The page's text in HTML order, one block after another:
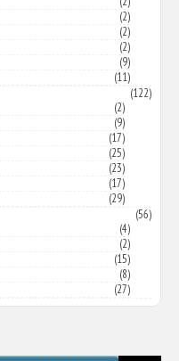
(2)
(2)
(2)
(9)
(11)
(122)
(2)
(9)
(17)
(25)
(23)
(17)
(29)
(56)
(4)
(2)
(15)
(8)
(27)